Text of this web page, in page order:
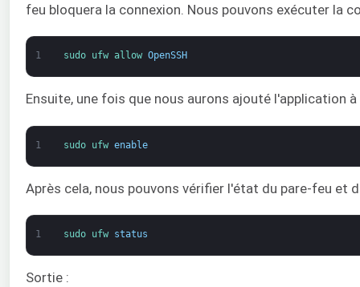
feu bloquera la connexion. Nous pouvons exécuter la
1 sudo ufw allow OpenSSH
Ensuite, une fois que nous aurons ajouté l'application
1 sudo ufw enable
Après cela, nous pouvons vérifier l'état du pare-feu
1 sudo ufw status
Sortie :